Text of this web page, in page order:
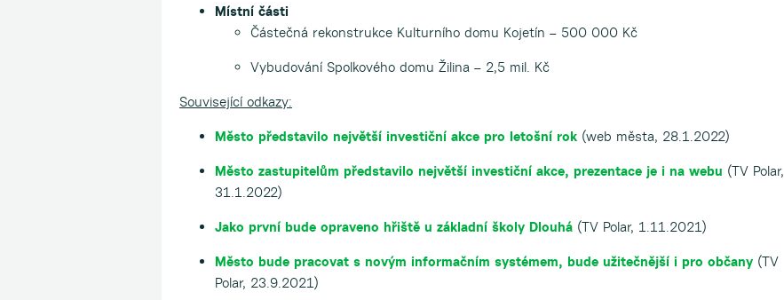
Místní části
Částečná rekonstrukce Kulturního domu Kojetín – 500 000 Kč
Vybudování Spolkového domu Žilina – 2,5 mil. Kč
Související odkazy:
Město představilo největší investiční akce pro letošní rok (web města, 28.1.2022)
Město zastupitelům představilo největší investiční akce, prezentace je i na webu (TV Polar,
31.1.2022)
Jako první bude opraveno hřiště u základní školy Dlouhá (TV Polar, 1.11.2021)
Město bude pracovat s novým informačním systémem, bude užitečnější i pro občany (TV
Polar, 23.9.2021)